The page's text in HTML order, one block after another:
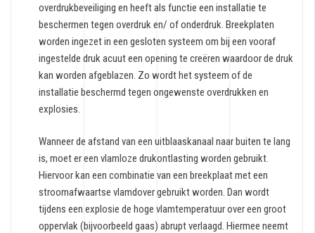
overdrukbeveiliging en heeft als functie een installatie te
beschermen tegen overdruk en/ of onderdruk. Breekplaten
worden ingezet in een gesloten systeem om bij een vooraf
ingestelde druk acuut een opening te creëren waardoor de druk
kan worden afgeblazen. Zo wordt het systeem of de
installatie beschermd tegen ongewenste overdrukken en
explosies.
Wanneer de afstand van een uitblaaskanaal naar buiten te lang
is, moet er een vlamloze drukontlasting worden gebruikt.
Hiervoor kan een combinatie van een breekplaat met een
stroomafwaartse vlamdover gebruikt worden. Dan wordt
tijdens een explosie de hoge vlamtemperatuur over een groot
oppervlak (bijvoorbeeld gaas) abrupt verlaagd. Hiermee neemt